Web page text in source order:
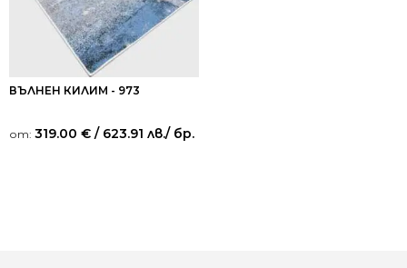
ВЪЛНЕН КИЛИМ - 973
от: 319.00 € / 623.91 лв./ бр.